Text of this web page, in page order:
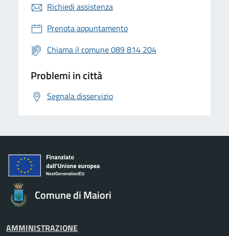
Richiedi assistenza
Prenota appuntamento
Chiama il comune 089 814 204
Problemi in città
Segnala disservizio
Comune di Maiori
AMMINISTRAZIONE